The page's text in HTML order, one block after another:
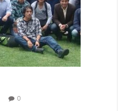
0